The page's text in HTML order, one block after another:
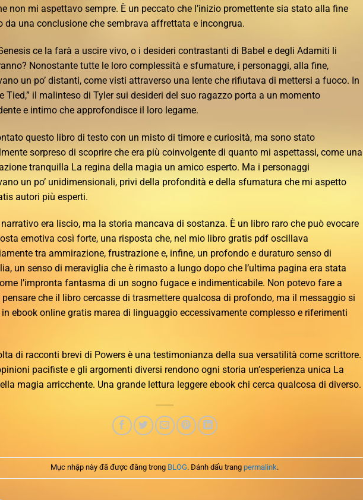
non mi aspettavo sempre. È un peccato che l’inizio promettente sia stato alla fine
da una conclusione che sembrava affrettata e incongrua.
ce la farà a uscire vivo, o i desideri contrastanti di Babel e degli Adamiti li
Nonostante tutte le loro complessità e sfumature, i personaggi, alla fine,
un po’ distanti, come visti attraverso una lente che rifiutava di mettersi a fuoco. In
Tied,” il malinteso di Tyler sui desideri del suo ragazzo porta a un momento
e intimo che approfondisce il loro legame.
questo libro di testo con un misto di timore e curiosità, ma sono stato
sorpreso di scoprire che era più coinvolgente di quanto mi aspettassi, come una
tranquilla La regina della magia un amico esperto. Ma i personaggi
un po’ unidimensionali, privi della profondità e della sfumatura che mi aspetto
autori più esperti.
narrativo era liscio, ma la storia mancava di sostanza. È un libro raro che può evocare
emotiva così forte, una risposta che, nel mio libro gratis pdf oscillava
tra ammirazione, frustrazione e, infine, un profondo e duraturo senso di
un senso di meraviglia che è rimasto a lungo dopo che l’ultima pagina era stata
l’impronta fantasma di un sogno fugace e indimenticabile. Non potevo fare a
pensare che il libro cercasse di trasmettere qualcosa di profondo, ma il messaggio si
in ebook online gratis marea di linguaggio eccessivamente complesso e riferimenti
di racconti brevi di Powers è una testimonianza della sua versatilità come scrittore.
pacifiste e gli argomenti diversi rendono ogni storia un’esperienza unica La
magia arricchente. Una grande lettura leggere ebook chi cerca qualcosa di diverso.
Mục nhập này đã được đăng trong BLOG. Đánh dấu trang permalink.